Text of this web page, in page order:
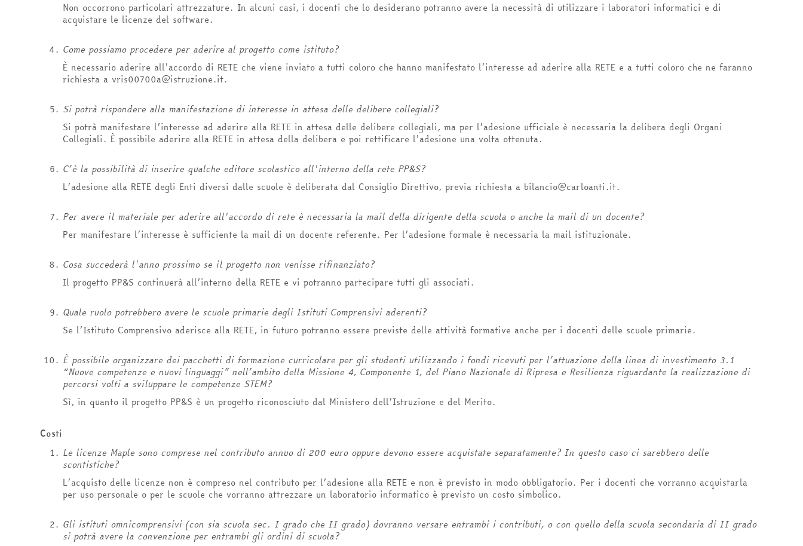
Non occorrono particolari attrezzature. In alcuni casi, i docenti che lo desiderano potranno avere la necessità di utilizzare i laboratori informatici e di
acquistare le licenze del software.
Come possiamo procedere per aderire al progetto come istituto?
È necessario aderire all'accordo di RETE che viene inviato a tutti coloro che hanno manifestato l’interesse ad aderire alla RETE e a tutti coloro che ne faranno
richiesta a vris00700a@istruzione.it.
Si potrà rispondere alla manifestazione di interesse in attesa delle delibere collegiali?
Si potrà manifestare l’interesse ad aderire alla RETE in attesa delle delibere collegiali, ma per l’adesione ufficiale è necessaria la delibera degli Organi
Collegiali. È possibile aderire alla RETE in attesa della delibera e poi rettificare l'adesione una volta ottenuta.
C’è la possibilità di inserire qualche editore scolastico all'interno della rete PP&S?
L’adesione alla RETE degli Enti diversi dalle scuole è deliberata dal Consiglio Direttivo, previa richiesta a bilancio@carloanti.it.
Per avere il materiale per aderire all'accordo di rete è necessaria la mail della dirigente della scuola o anche la mail di un docente?
Per manifestare l’interesse è sufficiente la mail di un docente referente. Per l’adesione formale è necessaria la mail istituzionale.
Cosa succederà l'anno prossimo se il progetto non venisse rifinanziato?
Il progetto PP&S continuerà all’interno della RETE e vi potranno partecipare tutti gli associati.
Quale ruolo potrebbero avere le scuole primarie degli Istituti Comprensivi aderenti?
Se l’Istituto Comprensivo aderisce alla RETE, in futuro potranno essere previste delle attività formative anche per i docenti delle scuole primarie.
È possibile organizzare dei pacchetti di formazione curricolare per gli studenti utilizzando i fondi ricevuti per l’attuazione della linea di investimento 3.1
“Nuove competenze e nuovi linguaggi” nell’ambito della Missione 4, Componente 1, del Piano Nazionale di Ripresa e Resilienza riguardante la realizzazione di
percorsi volti a sviluppare le competenze STEM?
Sì, in quanto il progetto PP&S è un progetto riconosciuto dal Ministero dell’Istruzione e del Merito.
Costi
Le licenze Maple sono comprese nel contributo annuo di 200 euro oppure devono essere acquistate separatamente? In questo caso ci sarebbero delle
scontistiche?
L’acquisto delle licenze non è compreso nel contributo per l’adesione alla RETE e non è previsto in modo obbligatorio. Per i docenti che vorranno acquistarla
per uso personale o per le scuole che vorranno attrezzare un laboratorio informatico è previsto un costo simbolico.
Gli istituti omnicomprensivi (con sia scuola sec. I grado che II grado) dovranno versare entrambi i contributi, o con quello della scuola secondaria di II grado
si potrà avere la convenzione per entrambi gli ordini di scuola?